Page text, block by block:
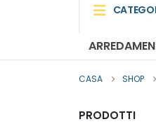
CASA SHOP
PRODOTTI